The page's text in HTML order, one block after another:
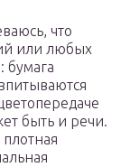
что
или любых
бумага
быть и речи.